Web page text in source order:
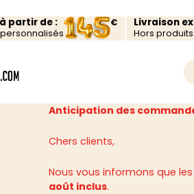
partir de : € Livraison
Hors
Anticipation des
Chers clients,
Nous vous informons que
août inclus.